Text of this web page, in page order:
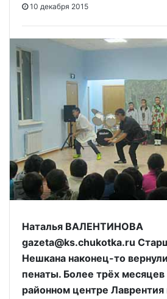
10 декабря 2015
Наталья ВАЛЕНТИНОВА
gazeta@ks.chukotka.ru
Нешкана наконец-то
пенаты. Более трёх месяцев
районном центре